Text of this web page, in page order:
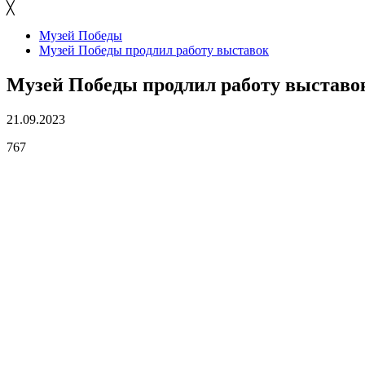
╳
Музей Победы
Музей Победы продлил работу выставок
Музей Победы продлил работу
21.09.2023
767